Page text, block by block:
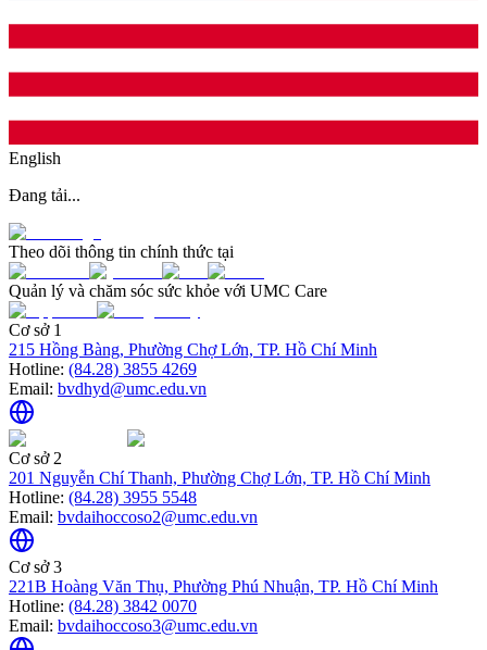
English
Đang tải...
Theo dõi thông tin chính thức tại
Quản lý và chăm sóc sức khỏe với UMC Care
Cơ sở 1
215 Hồng Bàng, Phường Chợ Lớn, TP. Hồ Chí Minh
Hotline: (84.28) 3855 4269
Email: bvdhyd@umc.edu.vn
Cơ sở 2
201 Nguyễn Chí Thanh, Phường Chợ Lớn, TP. Hồ Chí Minh
Hotline: (84.28) 3955 5548
Email: bvdaihoccoso2@umc.edu.vn
Cơ sở 3
221B Hoàng Văn Thụ, Phường Phú Nhuận, TP. Hồ Chí Minh
Hotline: (84.28) 3842 0070
Email: bvdaihoccoso3@umc.edu.vn